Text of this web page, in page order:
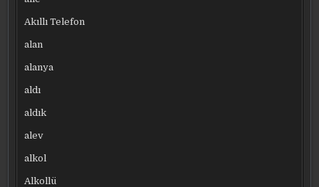
Akıllı Telefon
alan
alanya
aldı
aldık
alev
alkol
Alkollü